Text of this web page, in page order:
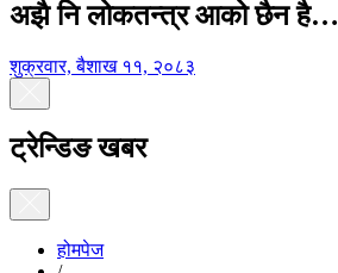
अझै नि लोकतन्त्र आको छैन है…
शुक्रवार, बैशाख ११, २०८३
ट्रेन्डिङ खबर
होमपेज